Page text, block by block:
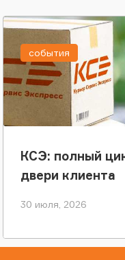
КСЭ: полный
двери клиента
30 июля, 2026
события